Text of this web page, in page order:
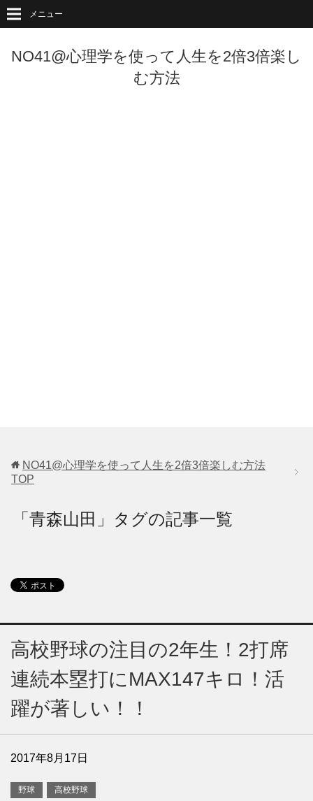
NO41@心理学を使って人生を2倍3倍楽し
む方法
メニュー
NO41@心理学を使って人生を2倍3倍楽しむ方法
TOP
「青森山田」タグの記事一覧
高校野球の注目の2年生！2打席
連続本塁打にMAX147キロ！活
躍が著しい！！
2017年8月17日
野球 高校野球